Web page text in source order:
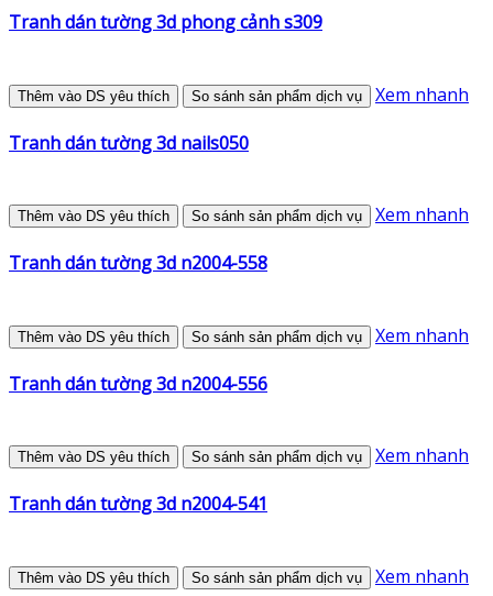
Tranh dán tường 3d phong cảnh s309
Thêm vào DS yêu thích So sánh sản phẩm dịch vụ Xem nhanh
Tranh dán tường 3d nails050
Thêm vào DS yêu thích So sánh sản phẩm dịch vụ Xem nhanh
Tranh dán tường 3d n2004-558
Thêm vào DS yêu thích So sánh sản phẩm dịch vụ Xem nhanh
Tranh dán tường 3d n2004-556
Thêm vào DS yêu thích So sánh sản phẩm dịch vụ Xem nhanh
Tranh dán tường 3d n2004-541
Thêm vào DS yêu thích So sánh sản phẩm dịch vụ Xem nhanh